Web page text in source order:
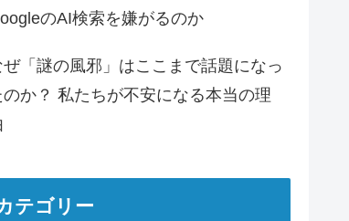
のAI検索を嫌がるのか
ぜ「謎の風邪」はここまで話題になっ
のか？ 私たちが不安になる本当の理
テゴリー